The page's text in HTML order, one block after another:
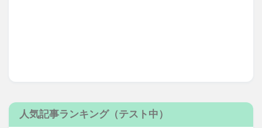
人気記事ランキング（テスト中）